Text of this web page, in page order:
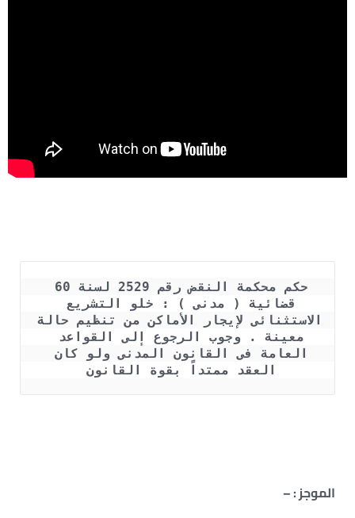
العقد ممتداً بقوة القانون
الموجز : –